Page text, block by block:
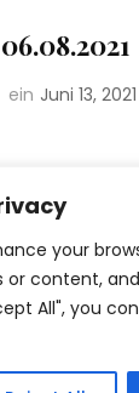
your
or content,
All", you
ein Juni 13, 2021
Themes.